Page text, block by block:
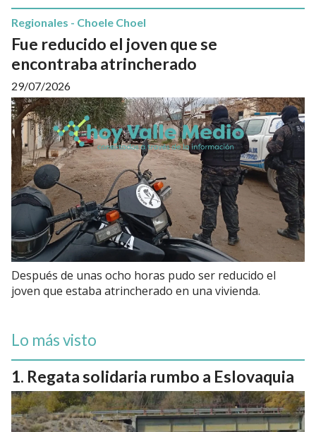
Fue reducido el joven que se
encontraba atrincherado
Regionales - Choele Choel
29/07/2026
Después de unas ocho horas pudo ser reducido el
joven que estaba atrincherado en una vivienda.
Lo más visto
Regata solidaria rumbo a Eslovaquia